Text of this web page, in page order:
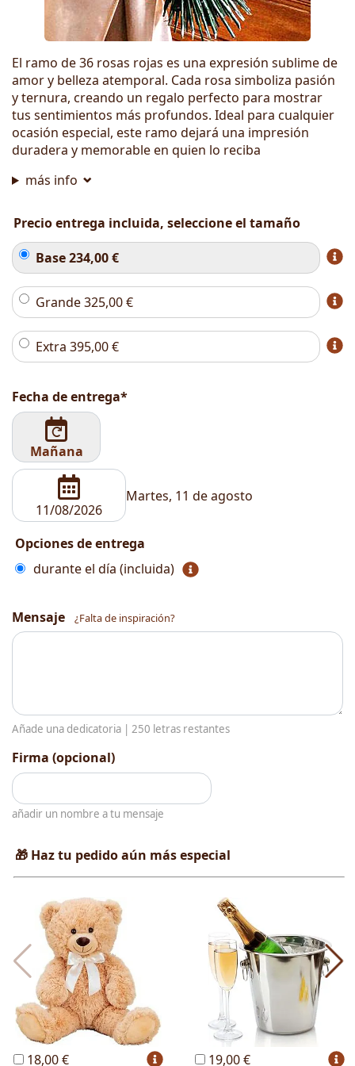
El ramo de 36 rosas rojas es una expresión sublime de
amor y belleza atemporal. Cada rosa simboliza pasión
y ternura, creando un regalo perfecto para mostrar
tus sentimientos más profundos. Ideal para cualquier
ocasión especial, este ramo dejará una impresión
duradera y memorable en quien lo reciba
más info
Precio entrega incluida, seleccione el tamaño
Base234,00€
Grande325,00€
Extra 395,00€
Fecha de entrega*
Mañana
Martes, 11 de agosto
Opciones de entrega
durante el día (incluida)
Mensaje ¿Falta de inspiración?
Añade una dedicatoria | 250 letras restantes
Firma (opcional)
añadir un nombre a tu mensaje
🎁 Haz tu pedido aún más especial
18,00 € 19,00 €